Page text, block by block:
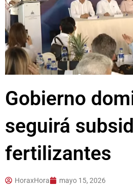
Gobierno
seguirá
fertilizantes
HoraxHora
mayo 15, 2026